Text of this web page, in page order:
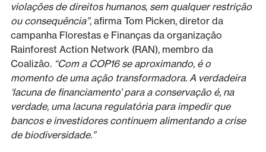
violações de direitos humanos, sem qualquer restrição
ou consequência”, afirma Tom Picken, diretor da
campanha Florestas e Finanças da organização
Rainforest Action Network (RAN), membro da
Coalizão. “Com a COP16 se aproximando, é o
momento de uma ação transformadora. A verdadeira
‘lacuna de financiamento’ para a conservação é, na
verdade, uma lacuna regulatória para impedir que
bancos e investidores continuem alimentando a crise
de biodiversidade.”